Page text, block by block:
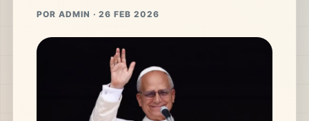
POR ADMIN · 26 FEB 2026